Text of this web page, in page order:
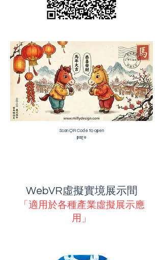
Scan QR Code to open
page
WebVR虛擬實境展示間
「適用於各種產業虛擬展示應
用」